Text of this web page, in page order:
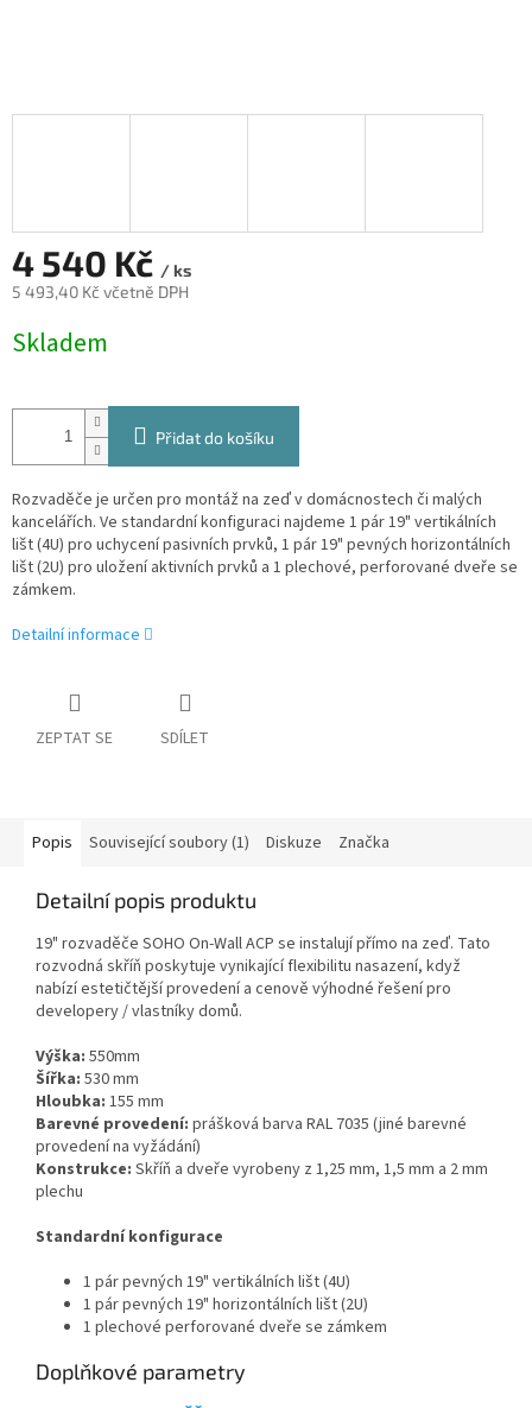
4 540 Kč / ks
5 493,40 Kč včetně DPH
cena:
Skladem
Přidat do košíku
Rozvaděče je určen pro montáž na zeď v domácnostech či malých
kancelářích. Ve standardní konfiguraci najdeme 1 pár 19" vertikálních
lišt (4U) pro uchycení pasivních prvků, 1 pár 19" pevných horizontálních
lišt (2U) pro uložení aktivních prvků a 1 plechové, perforované dveře se
zámkem.
Detailní informace
ZEPTAT SE SDÍLET
Popis Související soubory (1) Diskuze Značka
Detailní popis produktu
19" rozvaděče SOHO On-Wall ACP se instalují přímo na zeď. Tato
rozvodná skříň poskytuje vynikající flexibilitu nasazení, když
nabízí estetičtější provedení a cenově výhodné řešení pro
developery / vlastníky domů.
Výška: 550mm
Šířka: 530 mm
Hloubka: 155 mm
Barevné provedení: prášková barva RAL 7035 (jiné barevné
provedení na vyžádání)
Konstrukce: Skříň a dveře vyrobeny z 1,25 mm, 1,5 mm a 2 mm
plechu
Standardní konfigurace
1 pár pevných 19" vertikálních lišt (4U)
1 pár pevných 19" horizontálních lišt (2U)
1 plechové perforované dveře se zámkem
Doplňkové parametry